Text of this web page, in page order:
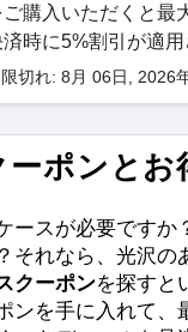
ご購入いただくと最
時に5%割引が適用
切れ: 8月 06日, 2026
ーポンと
ースが必要です
それなら、光沢の
クーポンを探すと
ンを手に入れて、